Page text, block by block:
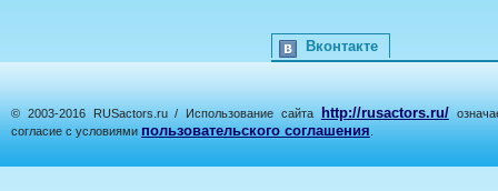
Вконтакте
© 2003-2016 RUSactors.ru / Использование сайта http://rusactors.ru/
согласие с условиями пользовательского соглашения